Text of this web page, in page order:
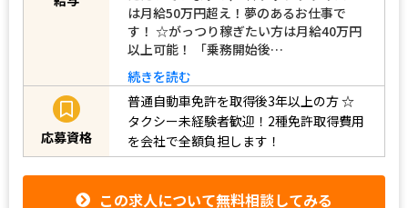
ただいています！） ☆トップドライバー
は月給50万円超え！夢のあるお仕事で
す！ ☆がっつり稼ぎたい方は月給40万円
以上可能！ 「乗務開始後…
続きを読む
応募資格
普通自動車免許を取得後3年以上の方☆
タクシー未経験者歓迎！2種免許取得費用